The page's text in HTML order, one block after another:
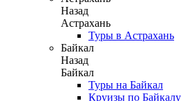
Назад
Астрахань
Туры в Астрахань
Байкал
Назад
Байкал
Туры на Байкал
Круизы по Байкалу